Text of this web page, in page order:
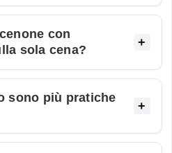
con
sola cena?
sono più pratiche